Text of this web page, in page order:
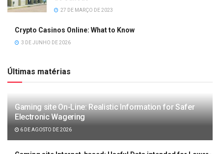
27 DE MARÇO DE 2023
Crypto Casinos Online: What to Know
3 DE JUNHO DE 2026
Últimas matérias
Gaming site On-Line: Realistic Information for Safer
Electronic Wagering
6 DE AGOSTO DE 2026